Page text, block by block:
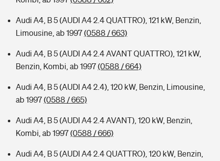
Audi A4, B 5 (AUDI A4 2.4 QUATTRO), 121 kW, Benzin,
Limousine, ab 1997(0588 / 663)
Audi A4, B 5 (AUDI A4 2.4 AVANT QUATTRO), 121 kW,
Benzin, Kombi, ab 1997(0588 / 664)
Audi A4, B 5 (AUDI A4 2.4), 120 kW, Benzin, Limousine,
ab 1997(0588 / 665)
Audi A4, B 5 (AUDI A4 2.4 AVANT), 120 kW, Benzin,
Kombi, ab 1997(0588 / 666)
Audi A4, B 5 (AUDI A4 2.4 QUATTRO), 120 kW, Benzin,